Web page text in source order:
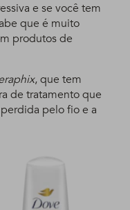
e se você tem
que é muito
produtos de
, que tem
de tratamento que
pelo fio e a